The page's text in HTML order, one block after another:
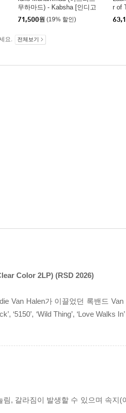
무하마드) - Kabsha [인디고
& 딥 핑크 마블 컬러 LP]
71,500원 (19% 할인)
r of
드
요. 전체보기
Color 2LP) (RSD 2026)
Van Halen가 이끌었던 록밴드
‘5150’, ‘Wild Thing’, ‘Love
, 갈라짐이 발생할 수 있으며 속지